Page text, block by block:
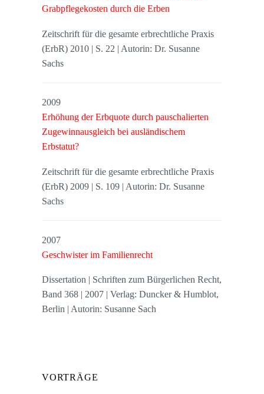
Grabpflegekosten durch die Erben
Zeitschrift für die gesamte erbrechtliche Praxis
(ErbR) 2010 | S. 22 | Autorin: Dr. Susanne
Sachs
2009
Erhöhung der Erbquote durch pauschalierten
Zugewinnausgleich bei ausländischem
Erbstatut?
Zeitschrift für die gesamte erbrechtliche Praxis
(ErbR) 2009 | S. 109 | Autorin: Dr. Susanne
Sachs
2007
Geschwister im Familienrecht
Dissertation | Schriften zum Bürgerlichen Recht,
Band 368 | 2007 | Verlag: Duncker & Humblot,
Berlin | Autorin: Susanne Sach
VORTRÄGE